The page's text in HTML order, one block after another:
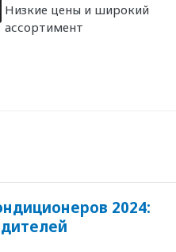
Низкие цены и широкий
ассортимент
2024: